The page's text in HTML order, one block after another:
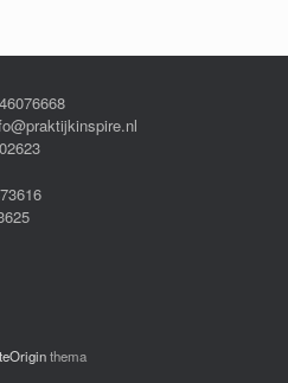
thema